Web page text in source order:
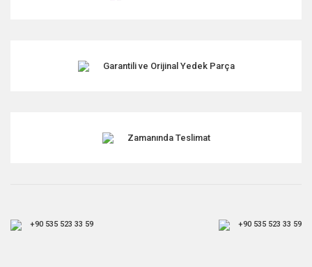
Garantili ve Orijinal Yedek Parça
Zamanında Teslimat
+90 535 523 33 59 +90 535 523 33 59